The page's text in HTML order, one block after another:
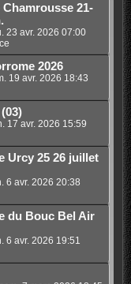
21-
23 avr. 2026 07:00
2026
19 avr. 2026 18:43
17 avr. 2026 15:59
Urcy 25 26 juillet
6 avr. 2026 20:38
du Bouc Bel Air
6 avr. 2026 19:51